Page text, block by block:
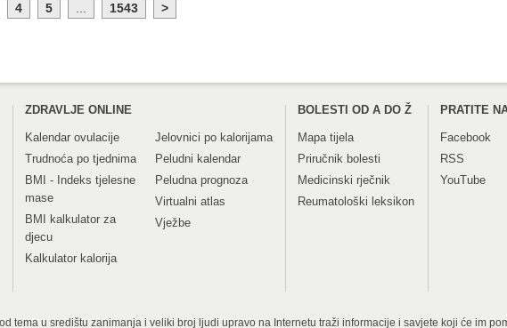
4 5 1543 >
ZDRAVLJE ONLINE
Kalendar ovulacije
Trudnoća po tjednima
BMI - Indeks tjelesne
mase
BMI kalkulator za
djecu
Kalkulator kalorija
Jelovnici po kalorijama
Peludni kalendar
Peludna prognoza
Virtualni atlas
Vježbe
BOLESTI OD A DO Ž
Mapa tijela
Priručnik bolesti
Medicinski rječnik
Reumatološki leksikon
PRATITE
Facebook
RSS
YouTube
tema u središtu zanimanja i veliki broj ljudi upravo na Internetu traži informacije i savjete koji će im